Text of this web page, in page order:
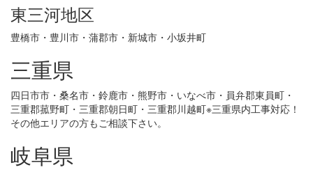
東三河地区
豊橋市・豊川市・蒲郡市・新城市・小坂井町
三重県
四日市市・桑名市・鈴鹿市・熊野市・いなべ市・員弁郡東員町・
三重郡菰野町・三重郡朝日町・三重郡川越町※三重県内工事対応！
その他エリアの方もご相談下さい。
岐阜県